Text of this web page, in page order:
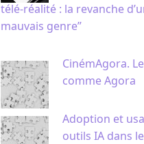
télé-réalité : la revanche
mauvais genre”
CinémAgora.
comme Agora
Adoption et
outils IA dans